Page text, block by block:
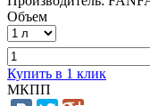
Объем
Купить в 1 клик
МКПП